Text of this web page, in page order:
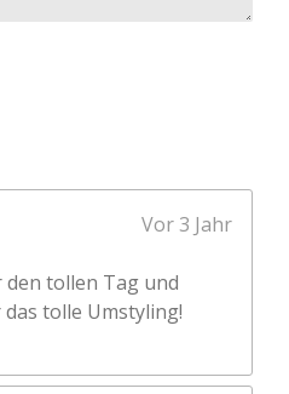
Vor 3 Jahr
tollen Tag und
tolle Umstyling!